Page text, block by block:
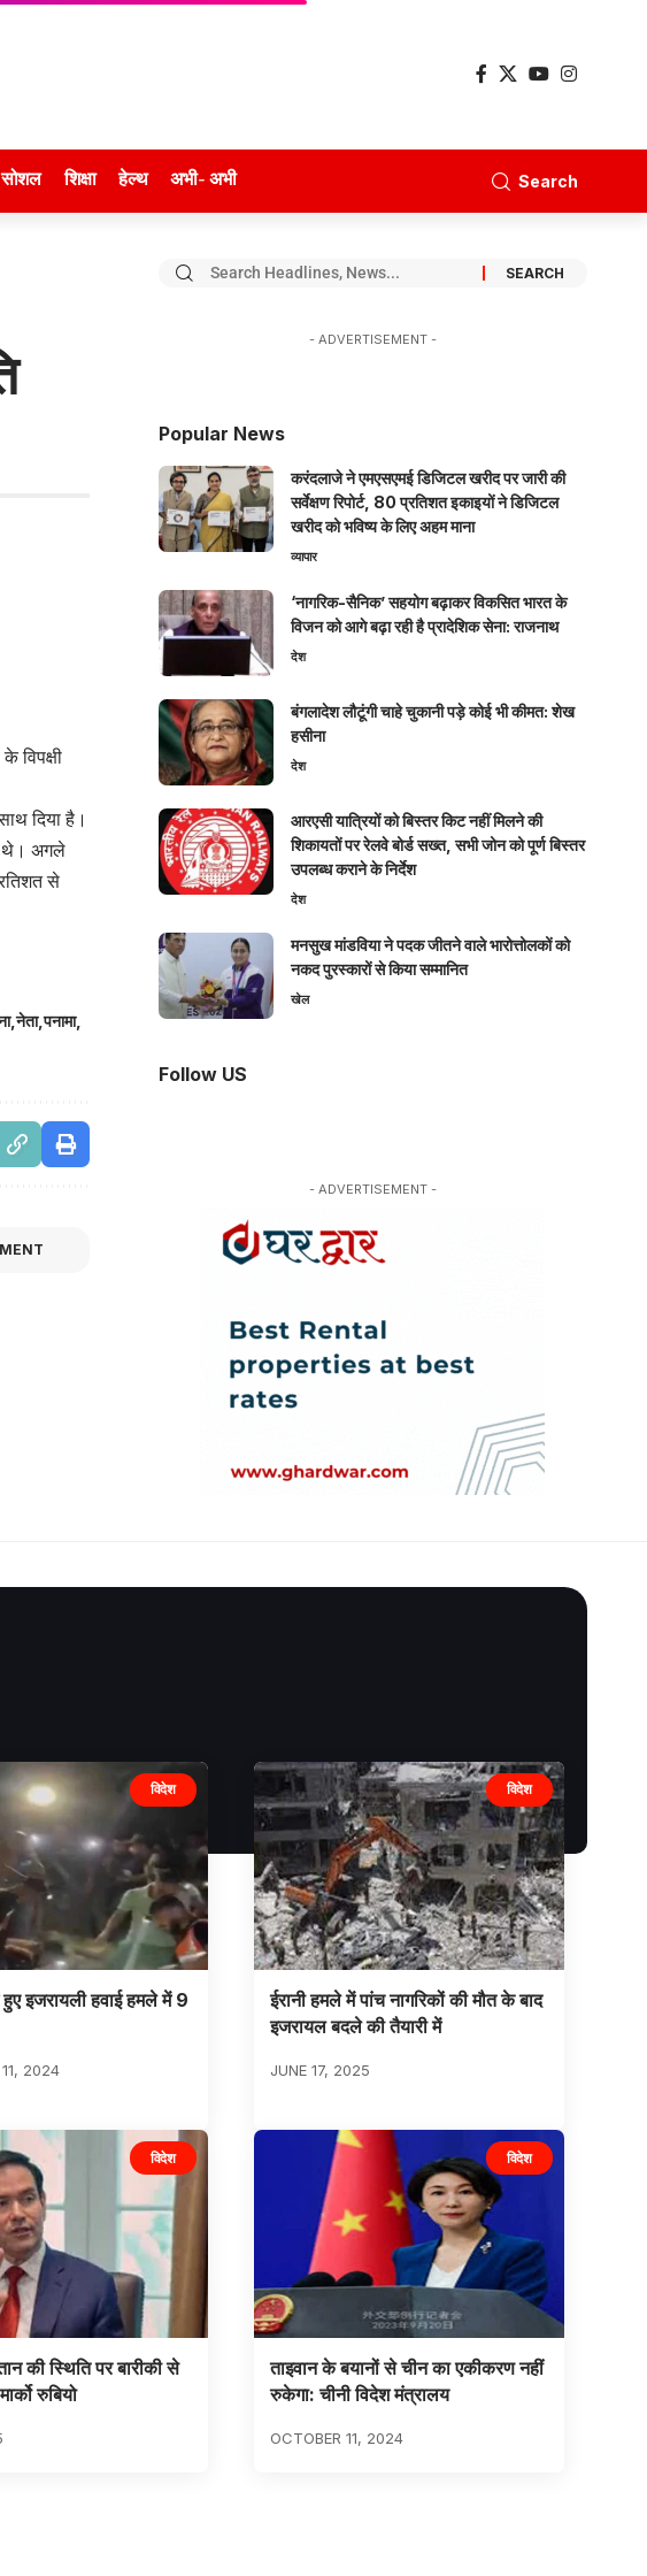
सोशल शिक्षा हेल्थ अभी- अभी Search
विपक्षी
दिया है।
थे। अगले
से
नेता पनामा
- ADVERTISEMENT -
Popular News
करंदलाजे ने एमएसएमई डिजिटल खरीद पर जारी की
सर्वेक्षण रिपोर्ट, 80 प्रतिशत इकाइयों ने डिजिटल
खरीद को भविष्य के लिए अहम माना
व्यापार
‘नागरिक-सैनिक’ सहयोग बढ़ाकर विकसित भारत के
विजन को आगे बढ़ा रही है प्रादेशिक सेना: राजनाथ
देश
बंगलादेश लौटूंगी चाहे चुकानी पड़े कोई भी कीमत: शेख
हसीना
देश
आरएसी यात्रियों को बिस्तर किट नहीं मिलने की
शिकायतों पर रेलवे बोर्ड सख्त, सभी जोन को पूर्ण बिस्तर
उपलब्ध कराने के निर्देश
देश
मनसुख मांडविया ने पदक जीतने वाले भारोत्तोलकों को
नकद पुरस्कारों से किया सम्मानित
खेल
Follow US
- ADVERTISEMENT -
विदेश
हुए इजरायली हवाई हमले में 9
11, 2024
विदेश
ईरानी हमले में पांच नागरिकों की मौत के बाद
इजरायल बदले की तैयारी में
JUNE 17, 2025
विदेश
की स्थिति पर बारीकी से
रुबियो
विदेश
ताइवान के बयानों से चीन का एकीकरण नहीं
रुकेगा: चीनी विदेश मंत्रालय
OCTOBER 11, 2024